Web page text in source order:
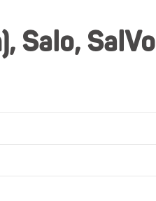
Salo, SalVo